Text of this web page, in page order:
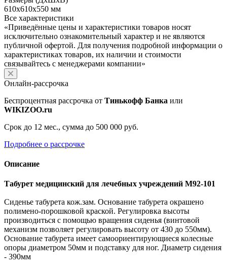
610х610х550 мм
Все характеристики
«Приведённые цены и характеристики товаров носят
исключительно ознакомительный характер и не являются
публичной офертой. Для получения подробной информации о
характеристиках товаров, их наличии и стоимости
связывайтесь с менеджерами компании»
Онлайн-рассрочка
Беспроцентная рассрочка от Тинькофф Банка или
WIKIZOO.ru
Срок до 12 мес., сумма до 500 000 руб.
Подробнее о рассрочке
Описание
Табурет медицинский для лечебных учреждений М92-101
Сиденье табурета кож.зам. Основание табурета окрашено
полимено-порошковой краской. Регулировка высоты
производиться с помощью вращения сиденья (винтовой
механизм позволяет регулировать высоту от 430 до 550мм).
Основание табурета имеет самоориентирующиеся колесные
опоры диаметром 50мм и подставку для ног. Диаметр сидения
- 390мм